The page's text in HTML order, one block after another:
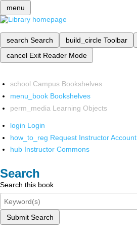
menu
search Search build_circle Toolbar
cancel Exit Reader Mode
school Campus Bookshelves
menu_book Bookshelves
perm_media Learning Objects
login Login
how_to_reg Request Instructor Account
hub Instructor Commons
Search
Search this book
Submit Search